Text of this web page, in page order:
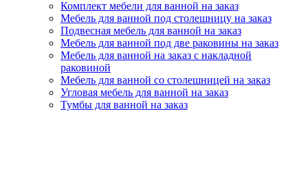
Комплект мебели для ванной на заказ
Мебель для ванной под столешницу на заказ
Подвесная мебель для ванной на заказ
Мебель для ванной под две раковины на заказ
Мебель для ванной на заказ с накладной
раковиной
Мебель для ванной со столешницей на заказ
Угловая мебель для ванной на заказ
Тумбы для ванной на заказ